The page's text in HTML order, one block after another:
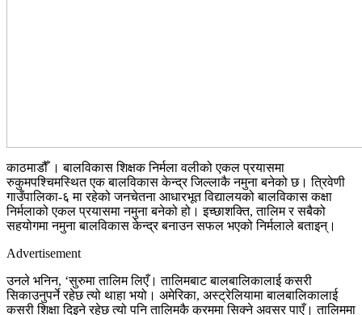
काठमाडौँ । बालविकास शिक्षक निर्मला वलीको एकल प्रयासमा
रुकुमपश्चिमस्थित एक बालविकास केन्द्र जिल्लाकै नमुना बनेको छ। त्रिवेणी
गाउँपालिका-६ मा रहेको जनचेतना आधारभूत विद्यालयको बालविकास कक्षा
निर्मलाको एकल प्रयासमा नमुना बनेको हो। इच्छाशक्ति, तालिम र सबैको
सहयोगमा नमुना बालविकास केन्द्र बनाउन सफल भएको निर्मलाले बताइन्।
Advertisement
उनले भनिन, ‘सुरुमा तालिम लिएँ। तालिमबाट बालबालिकालाई कसरी
सिकाउनुपर्ने रहेछ त्यो थाहा भयो। अमेरिका, अस्ट्रेलियामा बालबालिकालाई
कसरी शिक्षा दिइने रहेछ त्यो पनि तालिमकै क्रममा सिक्ने अवसर पाएँ। तालिममा